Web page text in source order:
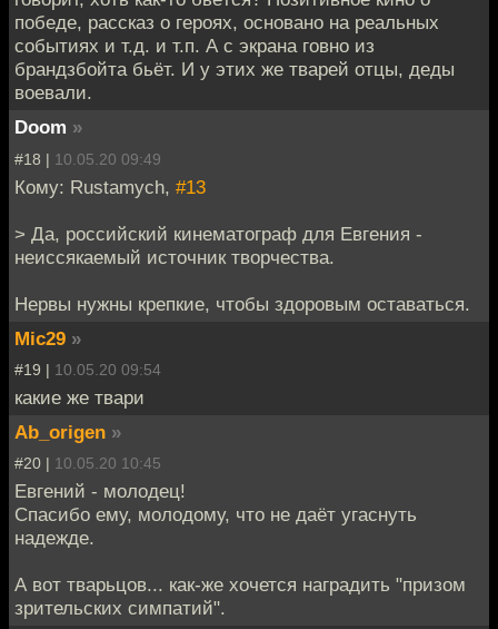
победе, рассказ о героях, основано на реальных
событиях и т.д. и т.п. А с экрана говно из
брандзбойта бьёт. И у этих же тварей отцы, деды
воевали.
Doom »
#18 | 10.05.20 09:49
Кому: Rustamych, #13
> Да, российский кинематограф для Евгения -
неиссякаемый источник творчества.
Нервы нужны крепкие, чтобы здоровым оставаться.
Mic29 »
#19 | 10.05.20 09:54
какие же твари
Ab_origen »
#20 | 10.05.20 10:45
Евгений - молодец!
Спасибо ему, молодому, что не даёт угаснуть
надежде.
А вот тварьцов... как-же хочется наградить "призом
зрительских симпатий".